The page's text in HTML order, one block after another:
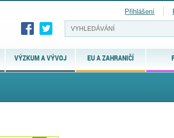
VÝZKUM A VÝVOJ EU A ZAHRANIČÍ
Přihlášení